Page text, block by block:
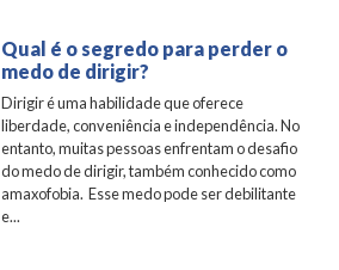
Qual é o segredo para perder o
medo de dirigir?
Dirigir é uma habilidade que oferece
liberdade, conveniência e independência. No
entanto, muitas pessoas enfrentam o desafio
do medo de dirigir, também conhecido como
amaxofobia. Esse medo pode ser debilitante
e...